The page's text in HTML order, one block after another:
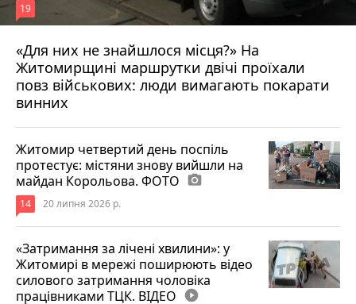
«Для них не знайшлося місця?» На
Житомирщині маршрутки двічі проїхали
повз військових: люди вимагають покарати
винних
19
17 липня 2026 р.
Житомир четвертий день поспіль
протестує: містяни знову вийшли на
майдан Корольова. ФОТО photo_camera
14 20 липня 2026 р.
«Затримання за лічені хвилини»: у
Житомирі в мережі поширюють відео
силового затримання чоловіка
працівниками ТЦК. ВІДЕО play_circle_filled